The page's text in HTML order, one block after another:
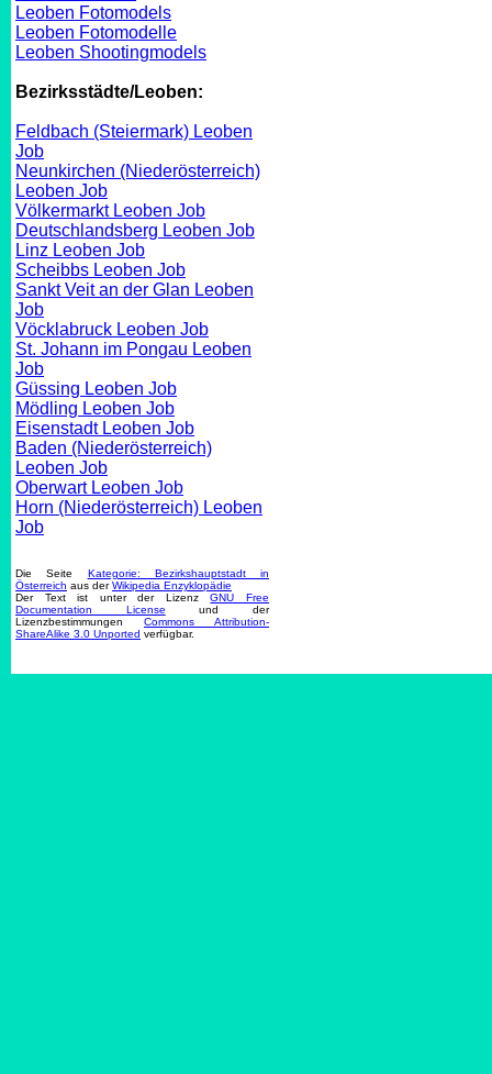
Leoben Fotomodels
Leoben Fotomodelle
Leoben Shootingmodels
Bezirksstädte/Leoben:
Feldbach (Steiermark) Leoben
Job
Neunkirchen (Niederösterreich)
Leoben Job
Völkermarkt Leoben Job
Deutschlandsberg Leoben Job
Linz Leoben Job
Scheibbs Leoben Job
Sankt Veit an der Glan Leoben
Job
Vöcklabruck Leoben Job
St. Johann im Pongau Leoben
Job
Güssing Leoben Job
Mödling Leoben Job
Eisenstadt Leoben Job
Baden (Niederösterreich)
Leoben Job
Oberwart Leoben Job
Horn (Niederösterreich) Leoben
Job
Die Seite Kategorie: Bezirkshauptstadt in
Österreich aus derWikipedia Enzyklopädie
Der Text ist unter der LizenzGNU Free
Documentation License und der
Lizenzbestimmungen Commons Attribution-
ShareAlike 3.0 Unported verfügbar.